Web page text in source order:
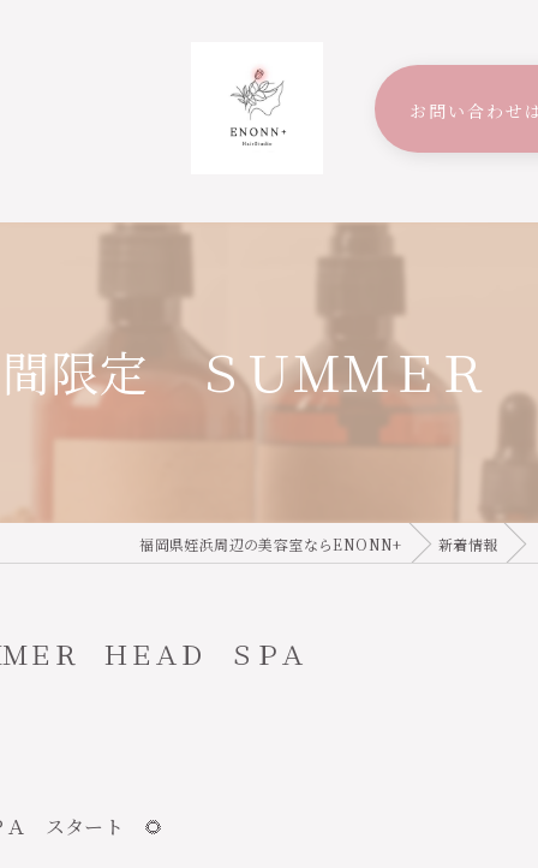
お問い合わせ
間限定 ＳＵＭＭＥ
福岡県姪浜周辺の美容室ならENONN+ 新着情報
ＭＥＲ ＨＥＡＤ ＳＰＡ
Ａ スタート 🌻